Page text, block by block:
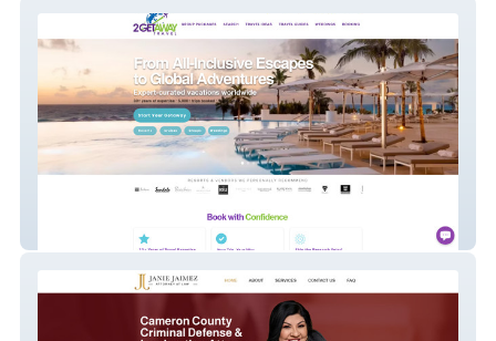
2 Getaway Travel